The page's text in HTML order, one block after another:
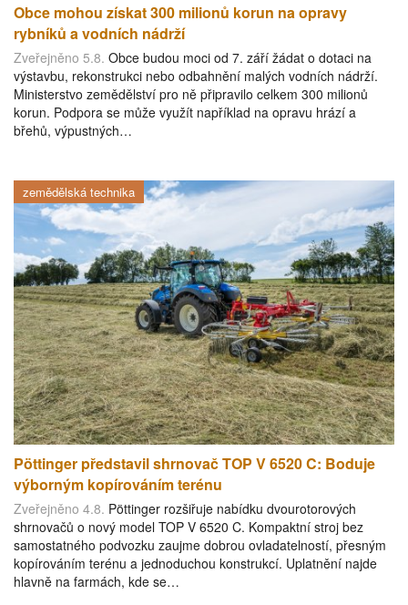
Obce mohou získat 300 milionů korun na opravy
rybníků a vodních nádrží
Zveřejněno 5.8. Obce budou moci od 7. září žádat o dotaci na
výstavbu, rekonstrukci nebo odbahnění malých vodních nádrží.
Ministerstvo zemědělství pro ně připravilo celkem 300 milionů
korun. Podpora se může využít například na opravu hrází a
břehů, výpustných…
zemědělská technika
Pöttinger představil shrnovač TOP V 6520 C: Boduje
výborným kopírováním terénu
Zveřejněno 4.8. Pöttinger rozšiřuje nabídku dvourotorových
shrnovačů o nový model TOP V 6520 C. Kompaktní stroj bez
samostatného podvozku zaujme dobrou ovladatelností, přesným
kopírováním terénu a jednoduchou konstrukcí. Uplatnění najde
hlavně na farmách, kde se…